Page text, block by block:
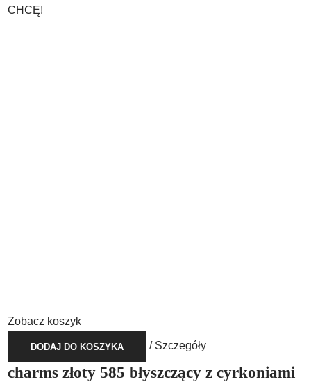
CHCĘ!
Zobacz koszyk
DODAJ DO KOSZYKA / Szczegóły
charms złoty 585 błyszczący z cyrkoniami